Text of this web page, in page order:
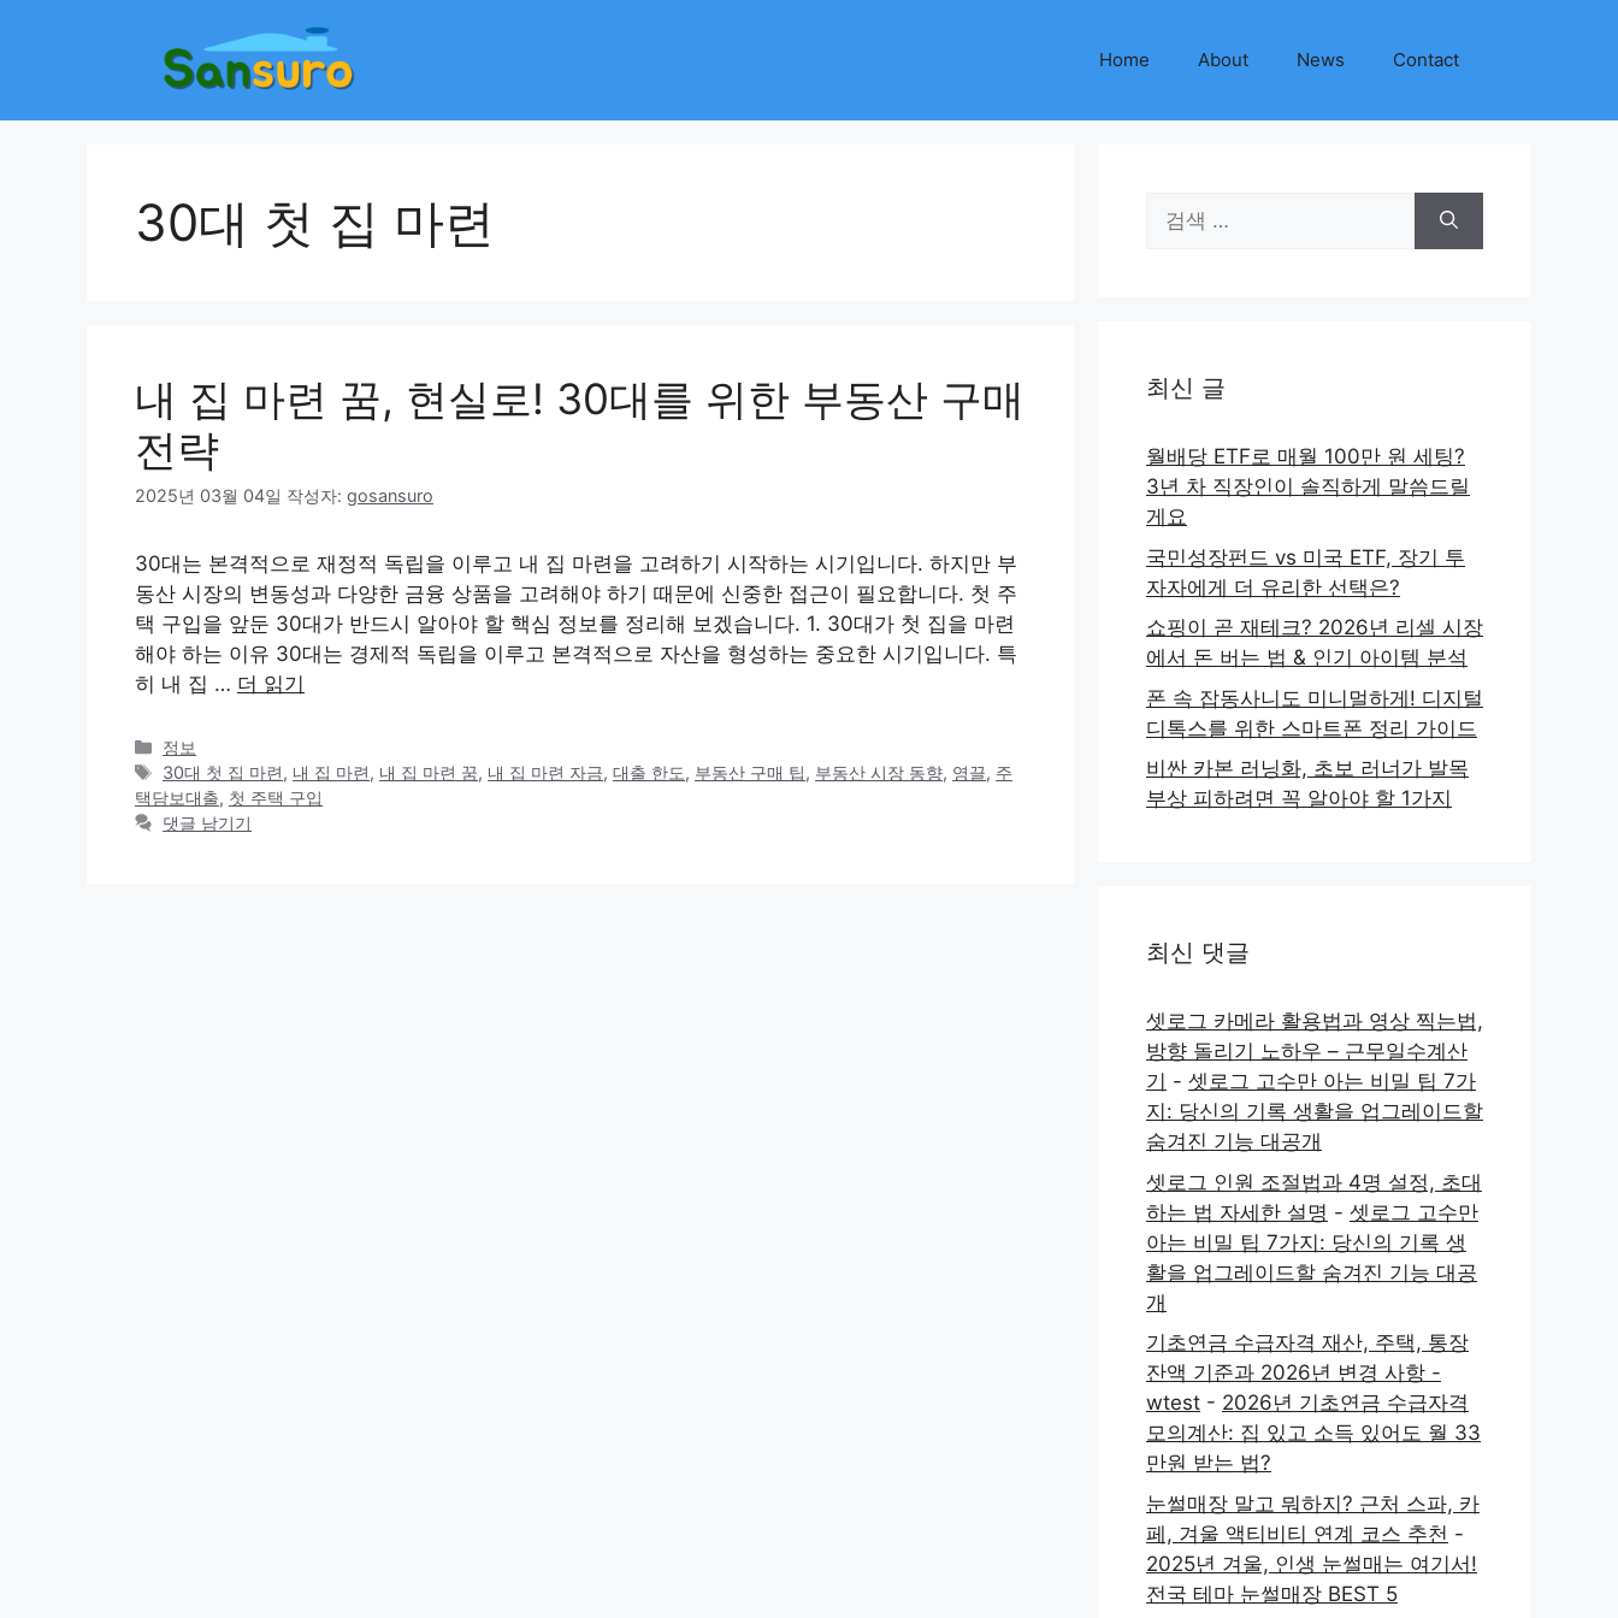
Home About News Contact
30대 첫 집 마련
내 집 마련 꿈, 현실로! 30대를 위한 부동산 구매
전략
2025년 03월 04일 작성자: gosansuro
30대는 본격적으로 재정적 독립을 이루고 내 집 마련을 고려하기 시작하는 시기입니다. 하지만 부
동산 시장의 변동성과 다양한 금융 상품을 고려해야 하기 때문에 신중한 접근이 필요합니다. 첫 주
택 구입을 앞둔 30대가 반드시 알아야 할 핵심 정보를 정리해 보겠습니다. 1. 30대가 첫 집을 마련
해야 하는 이유 30대는 경제적 독립을 이루고 본격적으로 자산을 형성하는 중요한 시기입니다. 특
히 내 집 … 더 읽기
카
테
고
리
정보
태
그
30대 첫 집 마련, 내 집 마련, 내 집 마련 꿈, 내 집 마련 자금,대출 한도, 부동산 구매 팁, 부동산 시장 동향, 영끌, 주
택담보대출, 첫 주택 구입
댓글 남기기
색:
최신 글
월배당 ETF로 매월 100만 원 세팅?
3년 차 직장인이 솔직하게 말씀드릴
게요
국민성장펀드 vs 미국 ETF, 장기 투
자자에게 더 유리한 선택은?
쇼핑이 곧 재테크? 2026년 리셀 시장
에서 돈 버는 법 & 인기 아이템 분석
폰 속 잡동사니도 미니멀하게! 디지털
디톡스를 위한 스마트폰 정리 가이드
비싼 카본 러닝화, 초보 러너가 발목
부상 피하려면 꼭 알아야 할 1가지
최신 댓글
셋로그 카메라 활용법과 영상 찍는법,
방향 돌리기 노하우 – 근무일수계산
기 - 셋로그 고수만 아는 비밀 팁 7가
지: 당신의 기록 생활을 업그레이드할
숨겨진 기능 대공개
셋로그 인원 조절법과 4명 설정, 초대
하는 법 자세한 설명 - 셋로그 고수만
아는 비밀 팁 7가지: 당신의 기록 생
활을 업그레이드할 숨겨진 기능 대공
개
기초연금 수급자격 재산, 주택, 통장
잔액 기준과 2026년 변경 사항 -
wtest - 2026년 기초연금 수급자격
모의계산: 집 있고 소득 있어도 월 33
만원 받는 법?
눈썰매장 말고 뭐하지? 근처 스파, 카
페, 겨울 액티비티 연계 코스 추천 -
2025년 겨울, 인생 눈썰매는 여기서!
전국 테마 눈썰매장 BEST 5